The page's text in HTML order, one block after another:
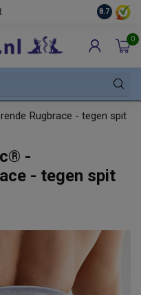
8.7
0
Rugbrace - tegen spit
-
- tegen spit